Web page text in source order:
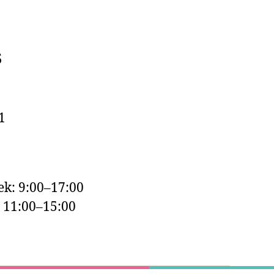
9:00–17:00